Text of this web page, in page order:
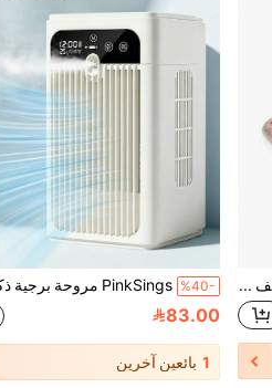
Hailicare وسادة تدفئة متعددة الوظائف 10 إعدادات، 4 خيارات مؤقت، قماش فلانيل ناعم للغاية من الجانبين، قابلة للغسل في الغسالة، بطانية تدفئة، وسادة تدفئة لتخفيف التشنجات %40-
83.00
1 بائعين آخرين